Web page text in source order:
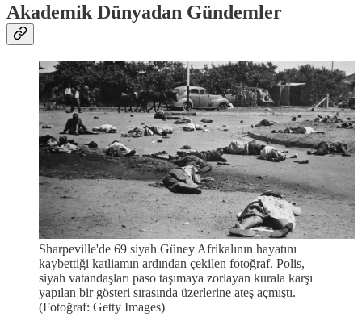
Akademik Dünyadan Gündemler
Sharpeville'de 69 siyah Güney Afrikalının hayatını
kaybettiği katliamın ardından çekilen fotoğraf. Polis,
siyah vatandaşları paso taşımaya zorlayan kurala karşı
yapılan bir gösteri sırasında üzerlerine ateş açmıştı.
(Fotoğraf: Getty Images)